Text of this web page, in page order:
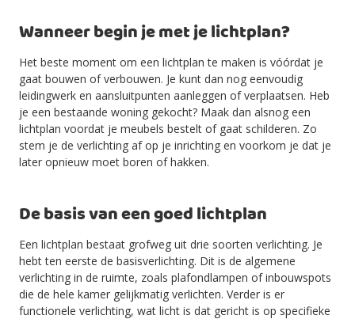
Wanneer begin je met je lichtplan?
Het beste moment om een lichtplan te maken is vóórdat je
gaat bouwen of verbouwen. Je kunt dan nog eenvoudig
leidingwerk en aansluitpunten aanleggen of verplaatsen. Heb
je een bestaande woning gekocht? Maak dan alsnog een
lichtplan voordat je meubels bestelt of gaat schilderen. Zo
stem je de verlichting af op je inrichting en voorkom je dat je
later opnieuw moet boren of hakken.
De basis van een goed lichtplan
Een lichtplan bestaat grofweg uit drie soorten verlichting. Je
hebt ten eerste de basisverlichting. Dit is de algemene
verlichting in de ruimte, zoals plafondlampen of inbouwspots
die de hele kamer gelijkmatig verlichten. Verder is er
functionele verlichting, wat licht is dat gericht is op specifieke